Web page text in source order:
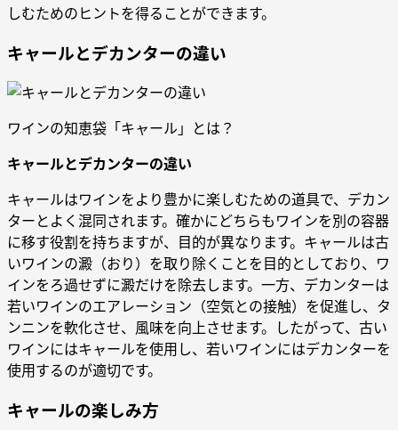
しむためのヒントを得ることができます。
キャールとデカンターの違い
ワインの知恵袋「キャール」とは？
キャールとデカンターの違い
キャールはワインをより豊かに楽しむための道具で、デカン
ターとよく混同されます。確かにどちらもワインを別の容器
に移す役割を持ちますが、目的が異なります。キャールは古
いワインの澱（おり）を取り除くことを目的としており、ワ
インをろ過せずに澱だけを除去します。一方、デカンターは
若いワインのエアレーション（空気との接触）を促進し、タ
ンニンを軟化させ、風味を向上させます。したがって、古い
ワインにはキャールを使用し、若いワインにはデカンターを
使用するのが適切です。
キャールの楽しみ方